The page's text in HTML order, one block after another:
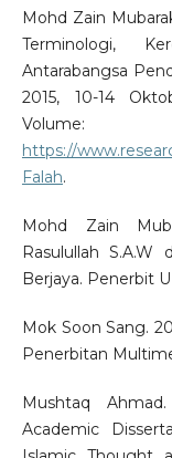
Mohd Zain
Terminologi,
Antarabangsa
2015, 10-14
https://
Falah.
Mohd Zain
Rasulullah S.A.W
Berjaya. Penerbit
Mok Soon Sang.
Penerbitan
Mushtaq
Academic